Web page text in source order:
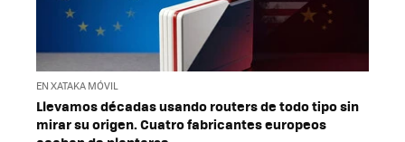
EN XATAKA MÓVIL
Llevamos décadas usando routers de todo tipo sin
mirar su origen. Cuatro fabricantes europeos